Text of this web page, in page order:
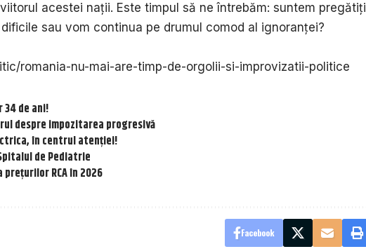
acestei nații. Este timpul să ne întrebăm: suntem pregătiți
sau vom continua pe drumul comod al ignoranței?
romania-nu-mai-are-timp-de-orgolii-si-improvizatii-politice
34 de ani!
despre impozitarea progresivă
în centrul atenției!
de Pediatrie
RCA în 2026
Facebook